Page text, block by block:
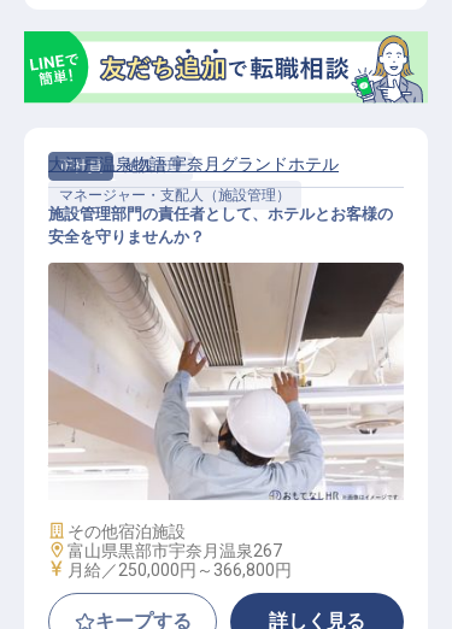
正社員
施設管理
マネージャー・支配人（施設管理）
施設管理スタッフ（総合職・幹部候
補）
大江戸温泉物語 宇奈月グランドホテル
施設管理部門の責任者として、ホテルとお客様の
安全を守りませんか？
施設業態
その他宿泊施設
勤務地
富山県黒部市宇奈月温泉267
給与
月給／250,000円～ 366,800円
キープする 詳しく見る